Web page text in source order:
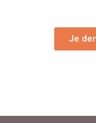
Je